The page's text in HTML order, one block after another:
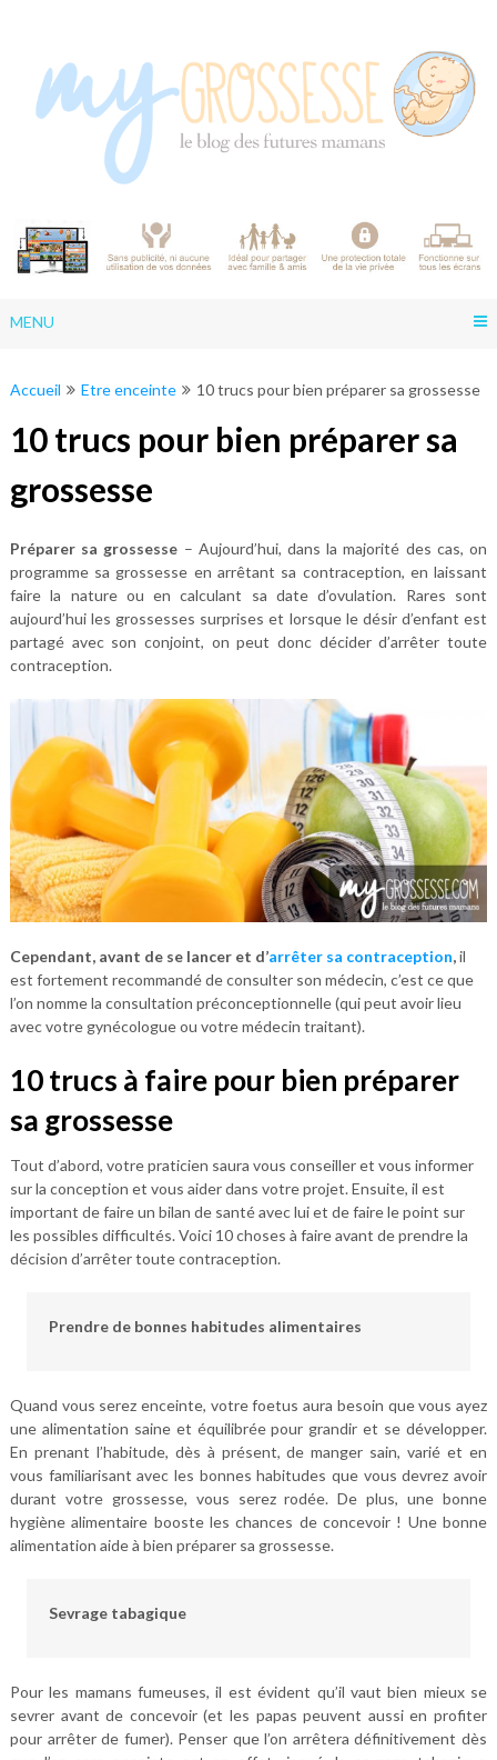
MENU
Accueil Etre enceinte 10 trucs pour bien préparer sa grossesse
10 trucs pour bien préparer sa
grossesse
Préparer sa grossesse – Aujourd’hui, dans la majorité des cas, on
programme sa grossesse en arrêtant sa contraception, en laissant
faire la nature ou en calculant sa date d’ovulation. Rares sont
aujourd’hui les grossesses surprises et lorsque le désir d’enfant est
partagé avec son conjoint, on peut donc décider d’arrêter toute
contraception.
Cependant, avant de se lancer et d’arrêter sa contraception,il
est fortement recommandé de consulter son médecin, c’est ce que
l’on nomme la consultation préconceptionnelle (qui peut avoir lieu
avec votre gynécologue ou votre médecin traitant).
10 trucs à faire pour bien préparer
sa grossesse
Tout d’abord, votre praticien saura vous conseiller et vous informer
sur la conception et vous aider dans votre projet. Ensuite, il est
important de faire un bilan de santé avec lui et de faire le point sur
les possibles difficultés. Voici 10 choses à faire avant de prendre la
décision d’arrêter toute contraception.
Prendre de bonnes habitudes alimentaires
Quand vous serez enceinte, votre foetus aura besoin que vous ayez
une alimentation saine et équilibrée pour grandir et se développer.
En prenant l’habitude, dès à présent, de manger sain, varié et en
vous familiarisant avec les bonnes habitudes que vous devrez avoir
durant votre grossesse, vous serez rodée. De plus, une bonne
hygiène alimentaire booste les chances de concevoir ! Une bonne
alimentation aide à bien préparer sa grossesse.
Sevrage tabagique
Pour les mamans fumeuses, il est évident qu’il vaut bien mieux se
sevrer avant de concevoir (et les papas peuvent aussi en profiter
pour arrêter de fumer). Penser que l’on arrêtera définitivement dès